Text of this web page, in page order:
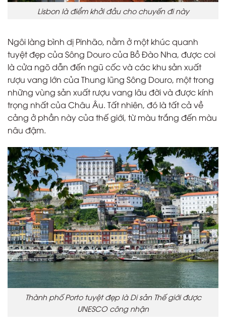
Lisbon là điểm khởi đầu cho chuyến đi này
Ngôi làng bình dị Pinhão, nằm ở một khúc quanh
tuyệt đẹp của Sông Douro của Bồ Đào Nha, được coi
là cửa ngõ dẫn đến ngũ cốc và các khu sản xuất
rượu vang lớn của Thung lũng Sông Douro, một trong
những vùng sản xuất rượu vang lâu đời và được kính
trọng nhất của Châu Âu. Tất nhiên, đó là tất cả về
cảng ở phần này của thế giới, từ màu trắng đến màu
nâu đậm.
Thành phố Porto tuyệt đẹp là Di sản Thế giới được
UNESCO công nhận